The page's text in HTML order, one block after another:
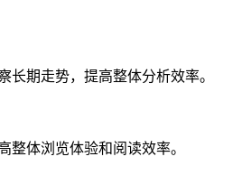
期走势，提高整体分析效率。
体浏览体验和阅读效率。